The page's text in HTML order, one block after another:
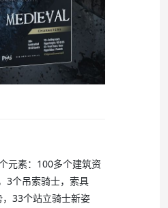
元素：100多个建筑资
3个吊索骑士，索具
33个站立骑士新姿